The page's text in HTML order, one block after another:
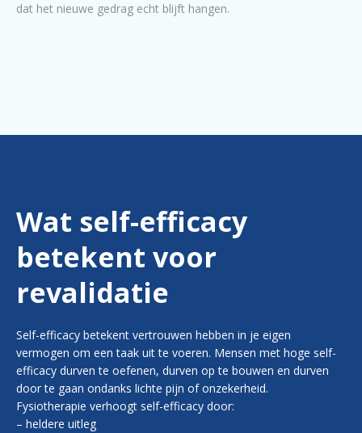
dat het nieuwe gedrag echt blijft hangen.
Wat self-efficacy
betekent voor
revalidatie
Self-efficacy betekent vertrouwen hebben in je eigen
vermogen om een taak uit te voeren. Mensen met hoge self-
efficacy durven te oefenen, durven op te bouwen en durven
door te gaan ondanks lichte pijn of onzekerheid.
Fysiotherapie verhoogt self-efficacy door:
– heldere uitleg